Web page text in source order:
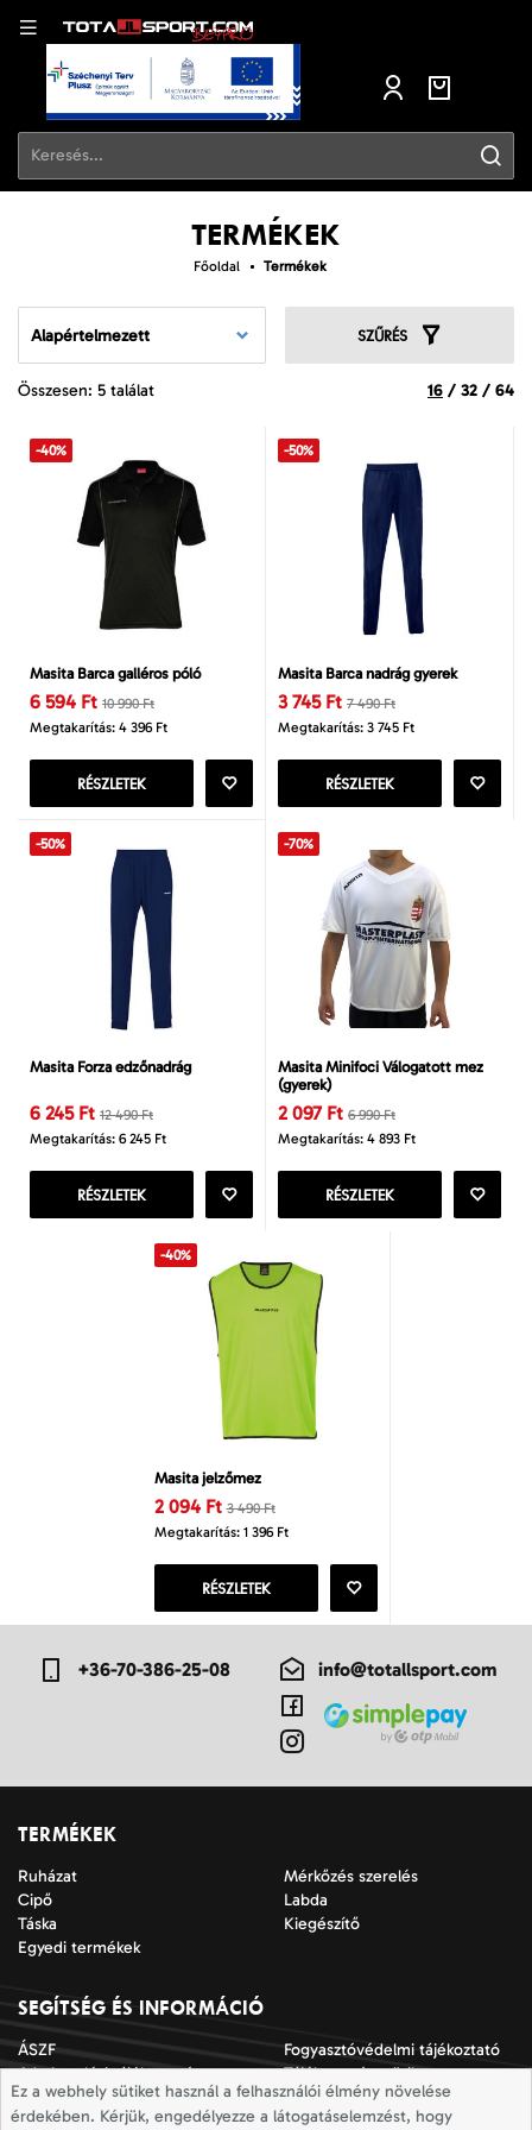
TERMÉKEK
Főoldal Termékek
Alapértelmezett SZŰRÉS
Összesen: 5 találat 16 / 32 / 64
-40%
Masita Barca galléros póló
6 594 Ft 10 990 Ft
Megtakarítás: 4 396 Ft
RÉSZLETEK
-50%
Masita Barca nadrág gyerek
3 745 Ft 7 490 Ft
Megtakarítás: 3 745 Ft
RÉSZLETEK
-50%
Masita Forza edzőnadrág
6 245 Ft 12 490 Ft
Megtakarítás: 6 245 Ft
RÉSZLETEK
-70%
Masita Minifoci Válogatott mez
(gyerek)
2 097 Ft 6 990 Ft
Megtakarítás: 4 893 Ft
RÉSZLETEK
-40%
Masita jelzőmez
2 094 Ft 3 490 Ft
Megtakarítás: 1 396 Ft
RÉSZLETEK
+36-70-386-25-08 info@totallsport.com
TERMÉKEK
Ruházat
Mérkőzés szerelés
Cipő
Labda
Táska
Kiegészítő
Egyedi termékek
SEGÍTSÉG ÉS INFORMÁCIÓ
ÁSZF
Fogyasztóvédelmi tájékoztató
Adatkezelési tájékoztató
Tájékoztató a sütik
alkalmazásáról
Jogi nyilatkozat
Impresszum
Ez a webhely sütiket használ a felhasználói élmény növelése
érdekében. Kérjük, engedélyezze a látogatáselemzést, hogy